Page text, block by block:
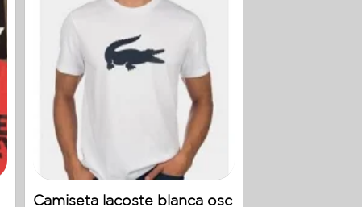
Camiseta lacoste blanca osc